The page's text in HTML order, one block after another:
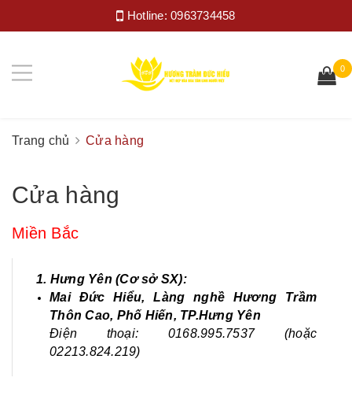
Hotline:0963734458
0
Trang chủ Cửa hàng
Cửa hàng
Miền Bắc
1. Hưng Yên (Cơ sở SX):
Mai Đức Hiểu, Làng nghề Hương Trầm
Thôn Cao, Phố Hiến, TP.Hưng Yên
Điện thoại: 0168.995.7537 (hoặc
02213.824.219)